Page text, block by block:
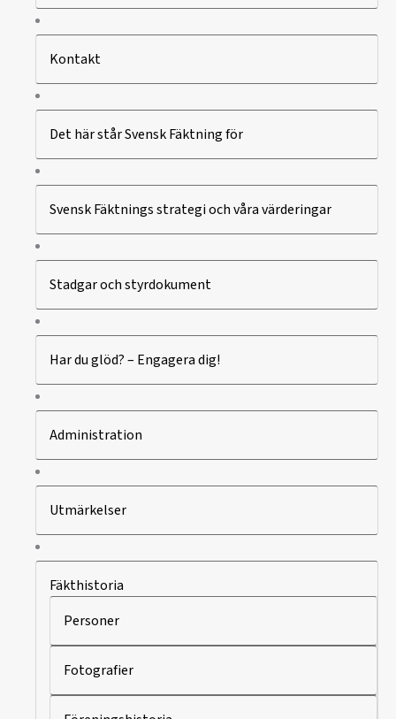
Kontakt
Det här står Svensk Fäktning för
Svensk Fäktnings strategi och våra värderingar
Stadgar och styrdokument
Har du glöd? – Engagera dig!
Administration
Utmärkelser
Fäkthistoria
Personer
Fotografier